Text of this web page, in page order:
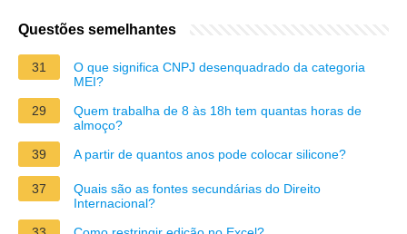
Questões semelhantes
31
O que significa CNPJ desenquadrado da categoria
MEI?
29
Quem trabalha de 8 às 18h tem quantas horas de
almoço?
39
A partir de quantos anos pode colocar silicone?
37
Quais são as fontes secundárias do Direito
Internacional?